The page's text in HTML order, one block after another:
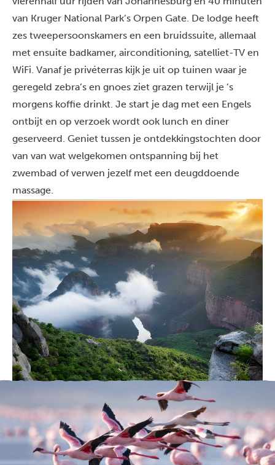
van Kruger National Park’s Orpen Gate. De lodge heeft
zes tweepersoonskamers en een bruidssuite, allemaal
met ensuite badkamer, airconditioning, satelliet-TV en
WiFi. Vanaf je privéterras kijk je uit op tuinen waar je
geregeld zebra’s en gnoes ziet grazen terwijl je ’s
morgens koffie drinkt. Je start je dag met een Engels
ontbijt en op verzoek wordt ook lunch en diner
geserveerd. Geniet tussen je ontdekkingstochten door
van van wat welgekomen ontspanning bij het
zwembad of verwen jezelf met een deugddoende
massage.